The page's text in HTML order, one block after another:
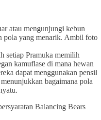
atau mengunjungi kebun
pola yang menarik. Ambil foto
setiap Pramuka memilih
kamuflase di mana hewan
dapat menggunakan pensil
bagaimana pola
Balancing Bears